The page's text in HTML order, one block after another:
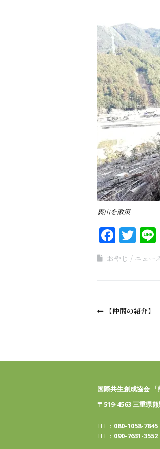
裏山を散策
おやじ ニュー
【仲間の紹介
国際共生創成協会 「
〒519-4563 三重県
TEL： 080-1058-7845
TEL： 090-7631-3552